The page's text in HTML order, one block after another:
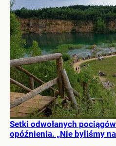
Setki odwołanych
opóźnienia. „Nie byliśmy